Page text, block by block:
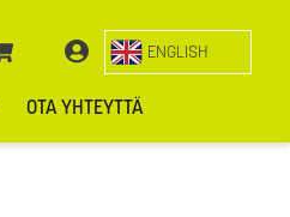
ENGLISH
OTA YHTEYTTÄ